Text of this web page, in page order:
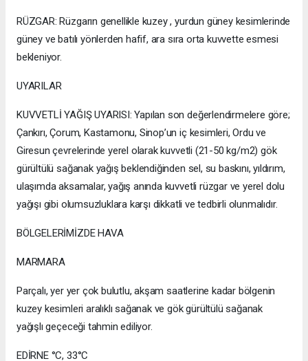
RÜZGAR: Rüzgarın genellikle kuzey , yurdun güney kesimlerinde
güney ve batılı yönlerden hafif, ara sıra orta kuvvette esmesi
bekleniyor.
UYARILAR
KUVVETLİ YAĞIŞ UYARISI: Yapılan son değerlendirmelere göre;
Çankırı, Çorum, Kastamonu, Sinop’un iç kesimleri, Ordu ve
Giresun çevrelerinde yerel olarak kuvvetli (21-50 kg/m2) gök
gürültülü sağanak yağış beklendiğinden sel, su baskını, yıldırım,
ulaşımda aksamalar, yağış anında kuvvetli rüzgar ve yerel dolu
yağışı gibi olumsuzluklara karşı dikkatli ve tedbirli olunmalıdır.
BÖLGELERİMİZDE HAVA
MARMARA
Parçalı, yer yer çok bulutlu, akşam saatlerine kadar bölgenin
kuzey kesimleri aralıklı sağanak ve gök gürültülü sağanak
yağışlı geçeceği tahmin ediliyor.
EDİRNE °C, 33°C